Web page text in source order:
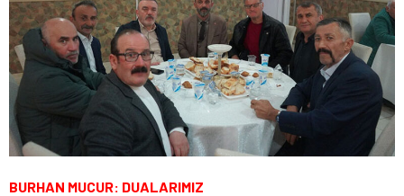
BURHAN MUCUR: DUALARIMIZ